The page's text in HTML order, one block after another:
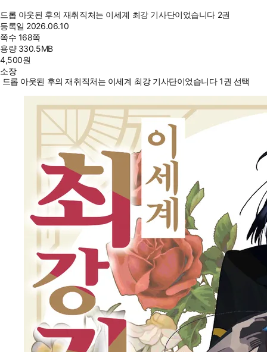
드롭 아웃된 후의 재취직처는 이세계 최강 기사단이었습니다 2권
등록일 2026.06.10
쪽수 168쪽
용량 330.5MB
4,500원
소장
드롭 아웃된 후의 재취직처는 이세계 최강 기사단이었습니다 1권 선택